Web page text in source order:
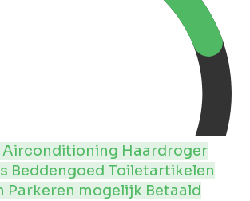
Airconditioning Haardroger
Beddengoed Toiletartikelen
Parkeren mogelijk Betaald